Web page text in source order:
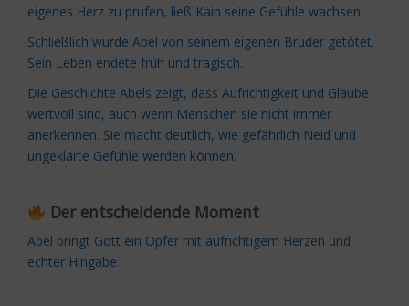
eigenes Herz zu prüfen, ließ Kain seine Gefühle wachsen.
Schließlich wurde Abel von seinem eigenen Bruder getötet.
Sein Leben endete früh und tragisch.
Die Geschichte Abels zeigt, dass Aufrichtigkeit und Glaube
wertvoll sind, auch wenn Menschen sie nicht immer
anerkennen. Sie macht deutlich, wie gefährlich Neid und
ungeklärte Gefühle werden können.
Der entscheidende Moment
Abel bringt Gott ein Opfer mit aufrichtigem Herzen und
echter Hingabe.